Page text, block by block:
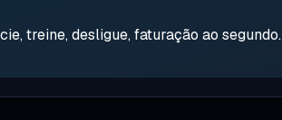
treine, desligue, faturação ao segundo.